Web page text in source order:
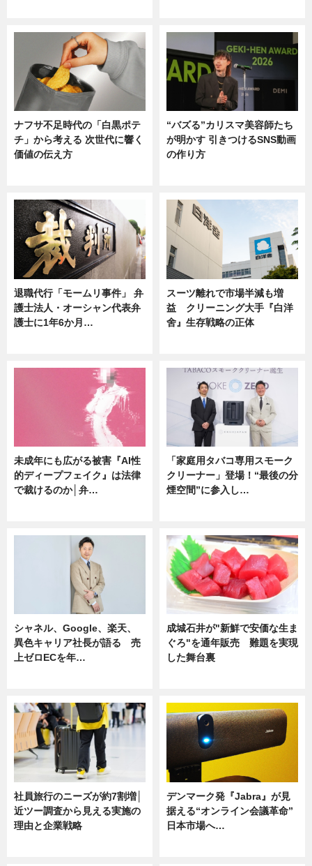
ナフサ不足時代の「白黒ポテ
チ」から考える 次世代に響く
価値の伝え方
“バズる”カリスマ美容師たち
が明かす 引きつけるSNS動画
の作り方
退職代行「モームリ事件」 弁
護士法人・オーシャン代表弁
護士に1年6か月…
スーツ離れで市場半減も増
益 クリーニング大手『白洋
舍』生存戦略の正体
未成年にも広がる被害『AI性
的ディープフェイク』は法律
で裁けるのか│弁…
「家庭用タバコ専用スモーク
クリーナー」登場！“最後の分
煙空間”に参入し…
シャネル、Google、楽天、
異色キャリア社長が語る 売
上ゼロECを年…
成城石井が"新鮮で安価な生ま
ぐろ"を通年販売 難題を実現
した舞台裏
社員旅行のニーズが約7割増│
近ツー調査から見える実施の
理由と企業戦略
デンマーク発『Jabra』が見
据える“オンライン会議革命”
日本市場へ…